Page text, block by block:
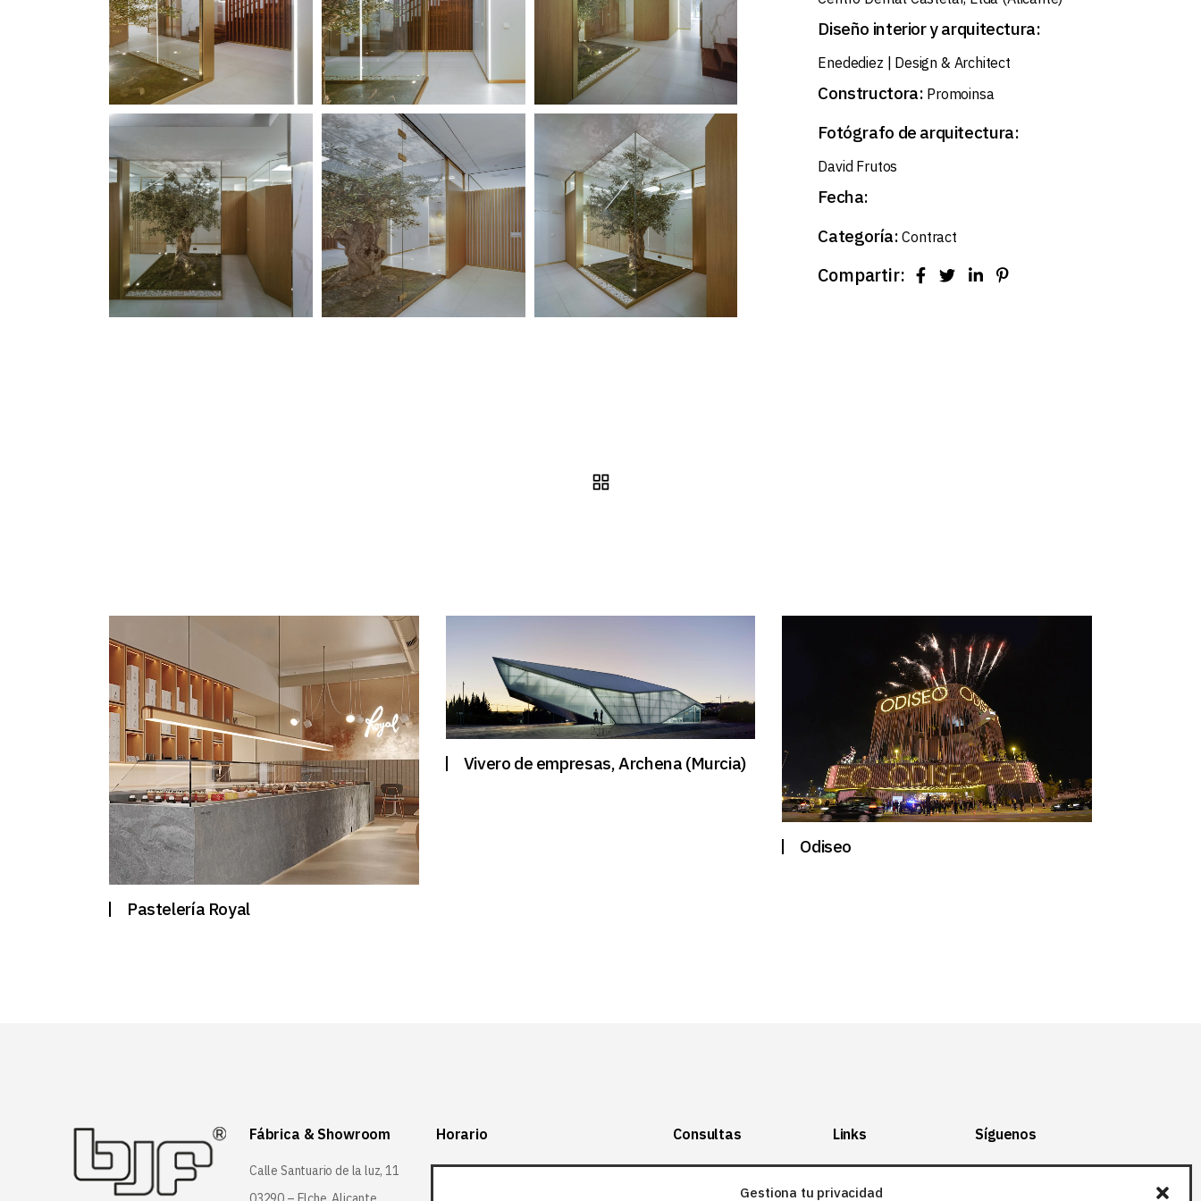
Gestiona tu privacidad
Diseño interior y arquitectura:
Enedediez | Design & Architect
Constructora: Promoinsa
Fotógrafo de arquitectura:
David Frutos
Fecha:
Categoría: Contract
Compartir:
Pastelería Royal
Vivero de empresas, Archena (Murcia)
Odiseo
Fábrica & Showroom
Calle Santuario de la luz, 11
Horario
Lunes-Viernes:
Consultas
+34 966 28 88
Links
Mapa del Sitio
Síguenos
Facebook